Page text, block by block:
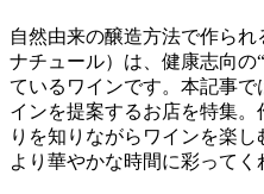
自然由来の醸造方法で作られ
ナチュール）は、健康志向の
ているワインです。本記事
インを提案するお店を特集
りを知りながらワインを楽し
より華やかな時間に彩ってく